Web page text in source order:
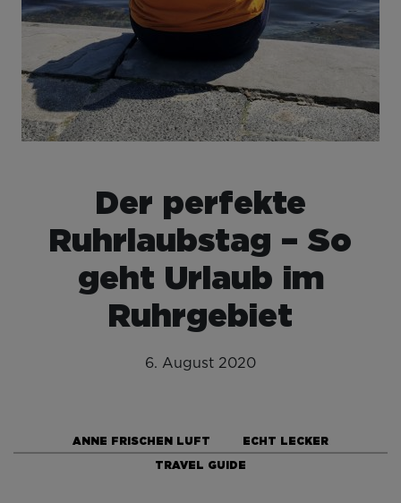
Der perfekte
Ruhrlaubstag – So
geht Urlaub im
Ruhrgebiet
6. August 2020
ANNE FRISCHEN LUFT
ECHT LECKER
TRAVEL GUIDE